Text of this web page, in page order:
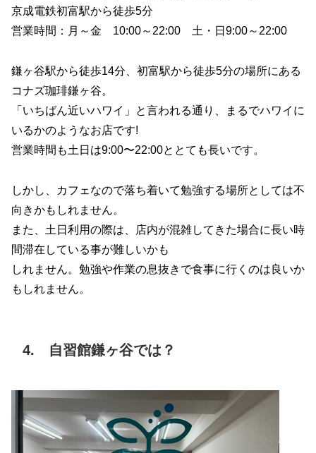
京成電鉄初富駅から徒歩5分
営業時間：月～金 10:00～22:00 土・日9:00～22:00
鎌ヶ谷駅から徒歩14分、初富駅から徒歩5分の場所にある
コナズ珈琲鎌ヶ谷。
「いちばん近いハワイ」と言われる通り、まるでハワイに
いるかのようなお店です!
営業時間も土日は9:00〜22:00ととても長いです。
しかし、カフェなので落ち着いて勉強する場所としては不
向きかもしれません。
また、土日利用の際は、店内が混雑してきた場合に長い時
間滞在している事が難しいかも
しれません。勉強や作業の息抜きで食事に行くのは良いか
もしれません。
4. 自習館鎌ヶ谷では？